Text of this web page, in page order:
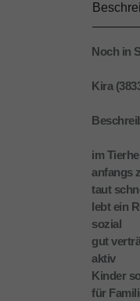
Noch in
Kira
im
anfangs
taut
lebt ein
sozial
gut
aktiv
Kinder
für